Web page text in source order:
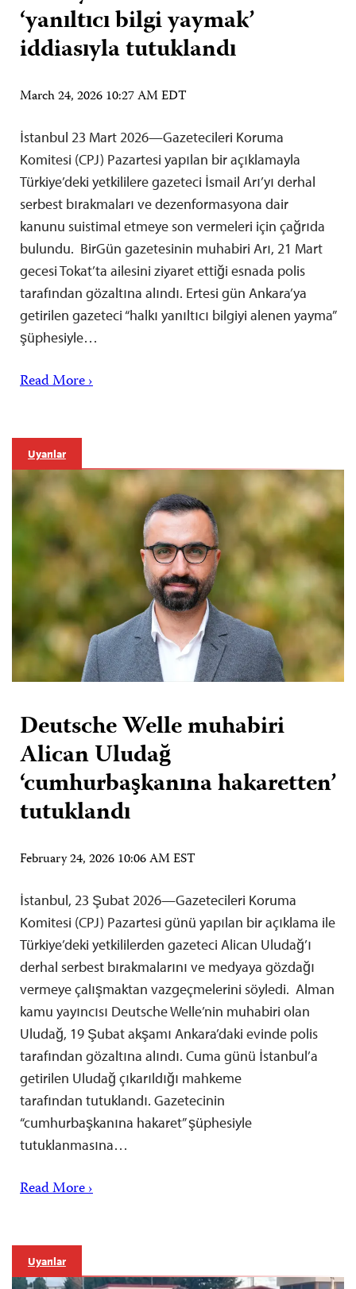
‘yanıltıcı bilgi yaymak’
iddiasıyla tutuklandı
March 24, 2026 10:27 AM EDT
İstanbul 23 Mart 2026—Gazetecileri Koruma
Komitesi (CPJ) Pazartesi yapılan bir açıklamayla
Türkiye’deki yetkililere gazeteci İsmail Arı’yı derhal
serbest bırakmaları ve dezenformasyona dair
kanunu suistimal etmeye son vermeleri için çağrıda
bulundu. BirGün gazetesinin muhabiri Arı, 21 Mart
gecesi Tokat’ta ailesini ziyaret ettiği esnada polis
tarafından gözaltına alındı. Ertesi gün Ankara’ya
getirilen gazeteci “halkı yanıltıcı bilgiyi alenen yayma”
şüphesiyle…
Read More ›
Uyarılar
Deutsche Welle muhabiri
Alican Uludağ
‘cumhurbaşkanına hakaretten’
tutuklandı
February 24, 2026 10:06 AM EST
İstanbul, 23 Şubat 2026—Gazetecileri Koruma
Komitesi (CPJ) Pazartesi günü yapılan bir açıklama ile
Türkiye’deki yetkililerden gazeteci Alican Uludağ’ı
derhal serbest bırakmalarını ve medyaya gözdağı
vermeye çalışmaktan vazgeçmelerini söyledi. Alman
kamu yayıncısı Deutsche Welle’nin muhabiri olan
Uludağ, 19 Şubat akşamı Ankara’daki evinde polis
tarafından gözaltına alındı. Cuma günü İstanbul’a
getirilen Uludağ çıkarıldığı mahkeme
tarafından tutuklandı. Gazetecinin
“cumhurbaşkanına hakaret” şüphesiyle
tutuklanmasına…
Read More ›
Uyarılar